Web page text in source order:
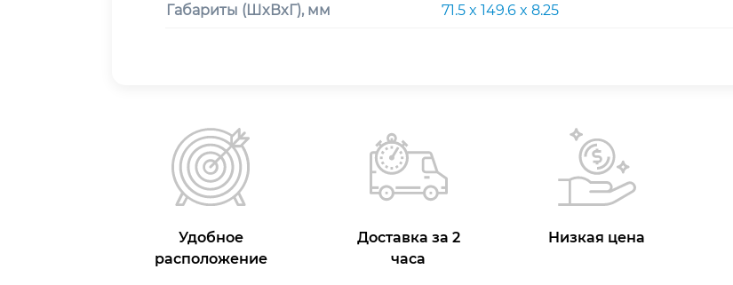
Габариты (ШxВxГ), мм 71.5 x 149.6 x 8.25
Удобное
расположение
Доставка за 2
часа
Низкая цена